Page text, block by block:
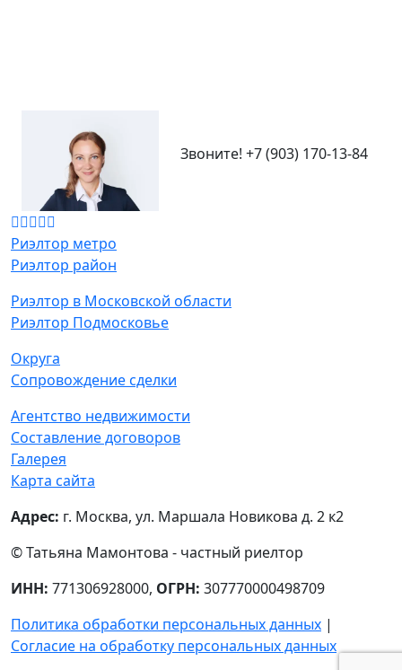
Риэлтор метро
Риэлтор район
Риэлтор в Московской области
Сопровождение сделки
Агентство недвижимости
Составление договоров
Галерея